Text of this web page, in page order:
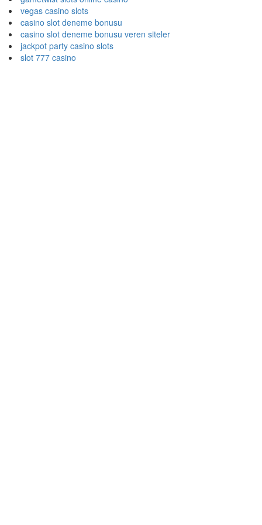
vegas casino slots
casino slot deneme bonusu
casino slot deneme bonusu veren siteler
jackpot party casino slots
slot 777 casino